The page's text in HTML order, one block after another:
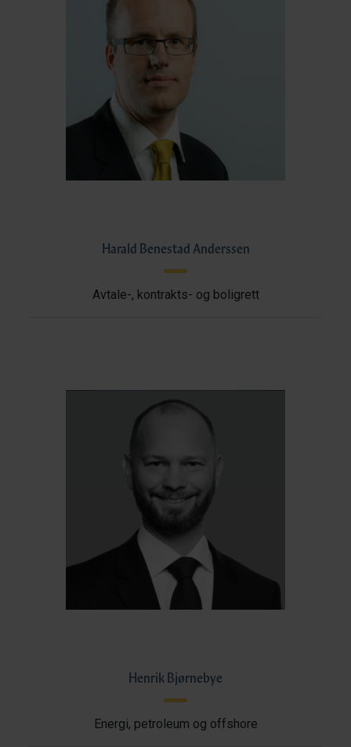
Harald Benestad Anderssen
Avtale-, kontrakts- og boligrett
Henrik Bjørnebye
Energi, petroleum og offshore